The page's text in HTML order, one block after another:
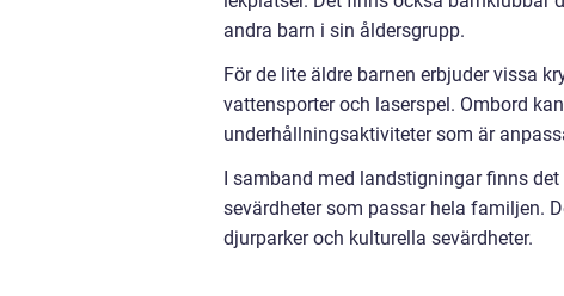
andra barn i sin åldersgrupp.
För de lite äldre barnen erbjuder vissa
vattensporter och laserspel. Ombord
underhållningsaktiviteter som är
I samband med landstigningar finns
sevärdheter som passar hela familjen.
djurparker och kulturella sevärdheter.